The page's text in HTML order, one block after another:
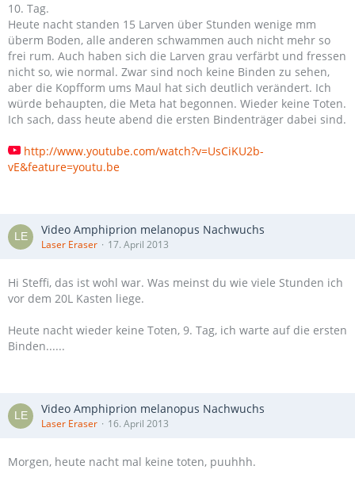
10. Tag.
Heute nacht standen 15 Larven über Stunden wenige mm
überm Boden, alle anderen schwammen auch nicht mehr so
frei rum. Auch haben sich die Larven grau verfärbt und fressen
nicht so, wie normal. Zwar sind noch keine Binden zu sehen,
aber die Kopfform ums Maul hat sich deutlich verändert. Ich
würde behaupten, die Meta hat begonnen. Wieder keine Toten.
Ich sach, dass heute abend die ersten Bindenträger dabei sind.
http://www.youtube.com/watch?v=UsCiKU2b-
vE&feature=youtu.be
Video Amphiprion melanopus Nachwuchs
Laser Eraser 17. April 2013
Hi Steffi, das ist wohl war. Was meinst du wie viele Stunden ich
vor dem 20L Kasten liege.
Heute nacht wieder keine Toten, 9. Tag, ich warte auf die ersten
Binden......
Video Amphiprion melanopus Nachwuchs
Laser Eraser 16. April 2013
Morgen, heute nacht mal keine toten, puuhhh.